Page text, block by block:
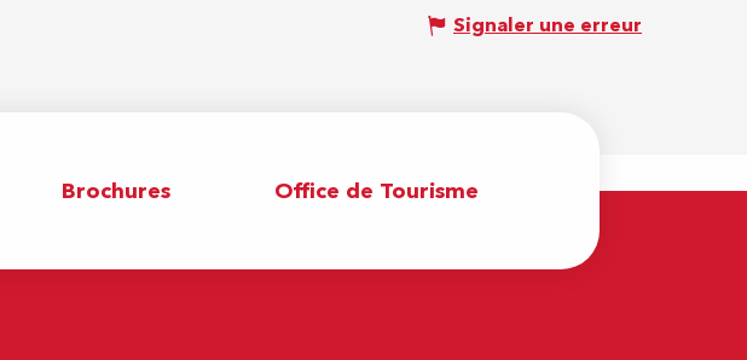
Signaler une erreur
Brochures Office de Tourisme